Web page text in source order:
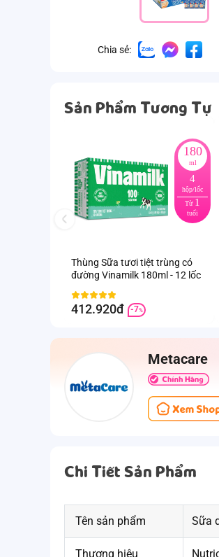
Chia sẻ:
Sản Phẩm Tương Tự
180
ml
4
hộp/lốc
Từ 1
tuổi
Thùng Sữa tươi tiệt trùng có
đường Vinamilk 180ml - 12 lốc
412.920đ -7%
Metacare
Chi Tiết Sản Phẩm
Tên sản phẩm Sữa
Thương hiệu